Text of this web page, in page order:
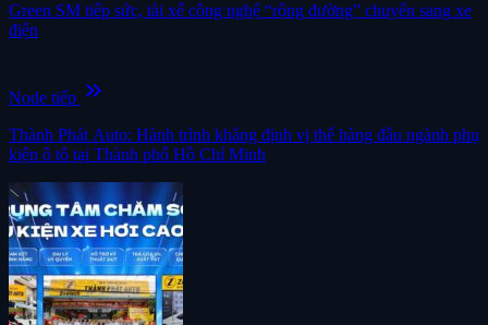
Green SM tiếp sức, tài xế công nghệ “rộng đường” chuyển sang xe
điện
Node tiếp keyboard_double_arrow_right
Thành Phát Auto: Hành trình khẳng định vị thế hàng đầu ngành phụ
kiện ô tô tại Thành phố Hồ Chí Minh